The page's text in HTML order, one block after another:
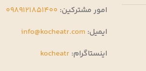
امور مشترکین: 0989121851400
ایمیل: info@kocheatr.com
اینستاگرام: kocheatr